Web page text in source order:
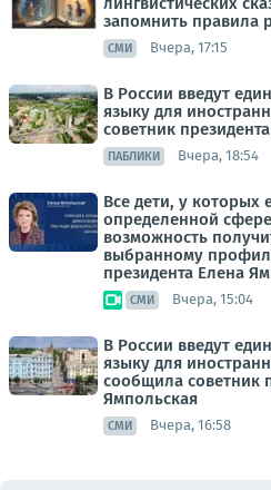
запомнить правила
СМИ Вчера, 17:15
В России введут
языку для
советник
ПАБЛИКИ Вчера, 18:54
Все дети, у которых
определенной
возможность
выбранному
президента Елена
СМИ Вчера, 15:04
В России введут
языку для
сообщила советник
Ямпольская
СМИ Вчера, 16:58